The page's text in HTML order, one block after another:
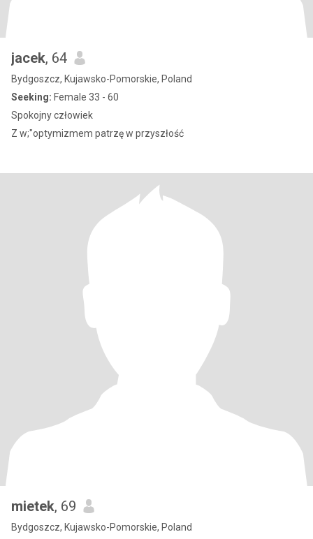
jacek, 64
Bydgoszcz, Kujawsko-Pomorskie, Poland
Seeking: Female 33 - 60
Spokojny człowiek
Z w;"optymizmem patrzę w przyszłość
mietek, 69
Bydgoszcz, Kujawsko-Pomorskie, Poland